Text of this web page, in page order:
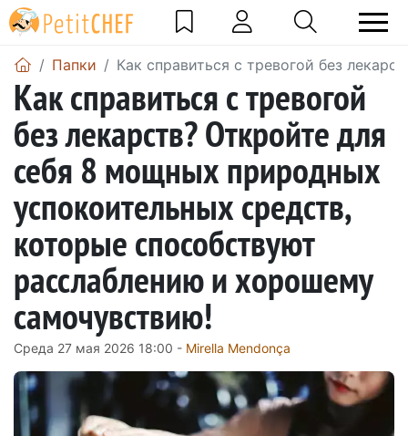
Папки Как справиться с тревогой без
Как справиться с тревогой
без лекарств? Откройте для
себя 8 мощных природных
успокоительных средств,
которые способствуют
расслаблению и хорошему
самочувствию!
Среда 27 мая 2026 18:00 - Mirella Mendonça